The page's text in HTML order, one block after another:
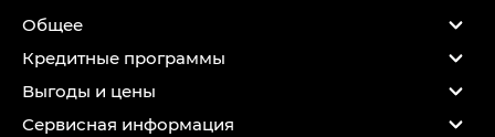
Общее
Кредитные программы
Выгоды и цены
Сервисная информация